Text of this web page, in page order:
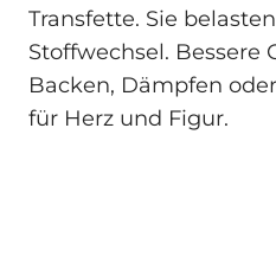
Transfette. Sie
Stoffwechsel. Bessere
Backen, Dämpfen
für Herz und Figur.